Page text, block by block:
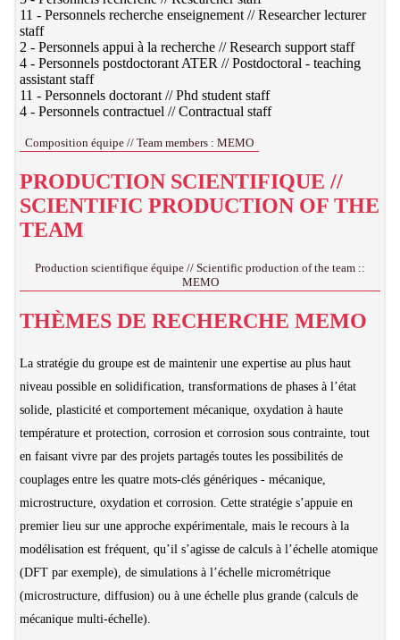
11 - Personnels recherche enseignement // Researcher lecturer
staff
2 - Personnels appui à la recherche // Research support staff
4 - Personnels postdoctorant ATER // Postdoctoral - teaching
assistant staff
11 - Personnels doctorant // Phd student staff
4 - Personnels contractuel // Contractual staff
Composition équipe // Team members : MEMO
PRODUCTION SCIENTIFIQUE //
SCIENTIFIC PRODUCTION OF THE
TEAM
Production scientifique équipe // Scientific production of the team ::
MEMO
THÈMES DE RECHERCHE MEMO
La stratégie du groupe est de maintenir une expertise au plus haut
niveau possible en solidification, transformations de phases à l’état
solide, plasticité et comportement mécanique, oxydation à haute
température et protection, corrosion et corrosion sous contrainte, tout
en faisant vivre par des projets partagés toutes les possibilités de
couplages entre les quatre mots-clés génériques - mécanique,
microstructure, oxydation et corrosion. Cette stratégie s’appuie en
premier lieu sur une approche expérimentale, mais le recours à la
modélisation est fréquent, qu’il s’agisse de calculs à l’échelle atomique
(DFT par exemple), de simulations à l’échelle micrométrique
(microstructure, diffusion) ou à une échelle plus grande (calculs de
mécanique multi-échelle).